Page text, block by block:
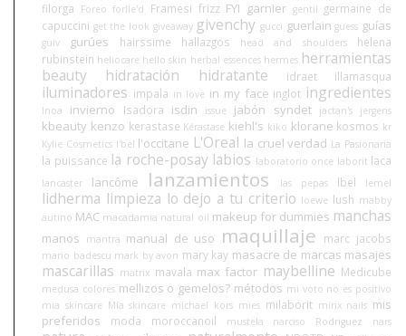
filorga
Foreo forlle'd Framesi frizz FYI garnier gentil germaine de
capuccini get the look giveaway givenchy gucci guerlain guess guías
guiv gurúes hairssime hallazgos head and shoulders
helena
rubinstein heliocare hello skin herbal essences hermes herramientas
beauty
hidratación hidratante idraet illamasqua
iluminadores impala in love in my face inglot ingredientes
Inoa invierno Isadora isdin issue jabón syndet jactan's jergens
kbeauty kenzo kerastase Kérastase kiehl's kiko klorane kosmos kr
Kylie Cosmetics l'bel l'occitane L'Oreal la cruel verdad La Pasionaria
la puissance la roche-posay labios laboratorio once laborit laca
lancaster lancôme lanzamientos las pepas lbel lemel
lidherma limpieza lo dejo a tu criterio loewe lush mabby
autino MAC macadamia natural oil makeup for dummies manchas
manos mantra manual de uso maquillaje marc jacobs
mario badescu mark by avon mary kay masacre de marcas masajes
mascarillas matrix mavala max factor maybelline Medicube
medusa colores mellizos o gemelos? métodos mi voto no es positivo
mia skincare Mía skincare michael kors mies milaborit minx nails mis
preferidos
moda moroccanoil mustela narciso Rodriguez nars